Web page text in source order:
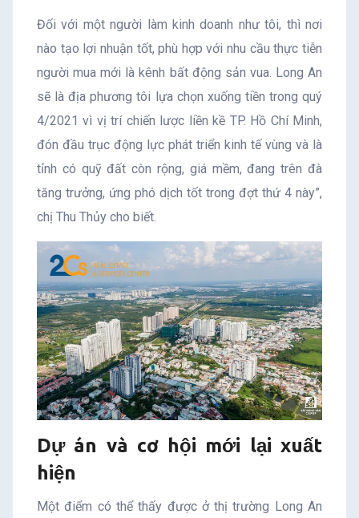
Đối với một người làm kinh doanh như tôi, thì nơi
nào tạo lợi nhuận tốt, phù hợp với nhu cầu thực tiễn
người mua mới là kênh bất động sản vua. Long An
sẽ là địa phương tôi lựa chọn xuống tiền trong quý
4/2021 vì vị trí chiến lược liền kề TP. Hồ Chí Minh,
đón đầu trục động lực phát triển kinh tế vùng và là
tỉnh có quỹ đất còn rộng, giá mềm, đang trên đà
tăng trưởng, ứng phó dịch tốt trong đợt thứ 4 này”,
chị Thu Thủy cho biết.
Dự án và cơ hội mới lại xuất
hiện
Một điểm có thể thấy được ở thị trường Long An